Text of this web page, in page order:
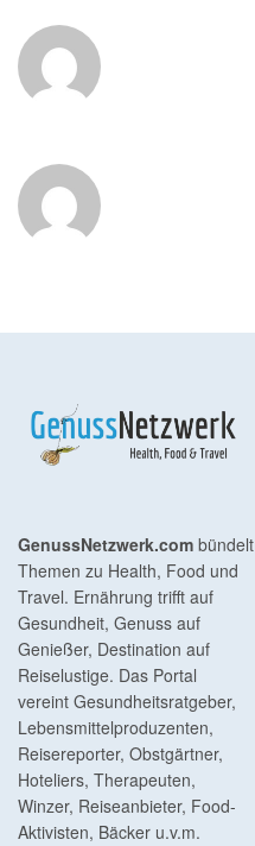
GenussNetzwerk.com bündelt
Themen zu Health, Food und
Travel. Ernährung trifft auf
Gesundheit, Genuss auf
Genießer, Destination auf
Reiselustige. Das Portal
vereint Gesundheitsratgeber,
Lebensmittelproduzenten,
Reisereporter, Obstgärtner,
Hoteliers, Therapeuten,
Winzer, Reiseanbieter, Food-
Aktivisten, Bäcker u.v.m.